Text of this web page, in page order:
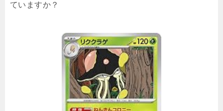
ていますか？